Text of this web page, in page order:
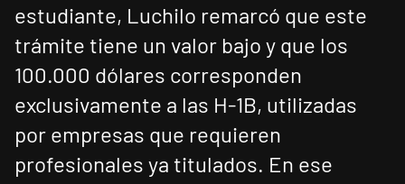
estudiante, Luchilo remarcó que este
trámite tiene un valor bajo y que los
100.000 dólares corresponden
exclusivamente a las H-1B, utilizadas
por empresas que requieren
profesionales ya titulados. En ese